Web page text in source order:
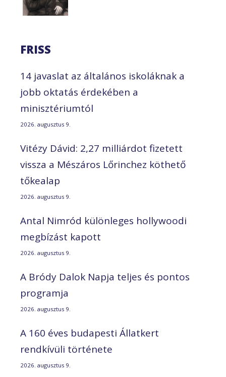
FRISS
14 javaslat az általános iskoláknak a
jobb oktatás érdekében a
minisztériumtól
2026. augusztus 9.
Vitézy Dávid: 2,27 milliárdot fizetett
vissza a Mészáros Lőrinchez köthető
tőkealap
2026. augusztus 9.
Antal Nimród különleges hollywoodi
megbízást kapott
2026. augusztus 9.
A Bródy Dalok Napja teljes és pontos
programja
2026. augusztus 9.
A 160 éves budapesti Állatkert
rendkívüli története
2026. augusztus 9.